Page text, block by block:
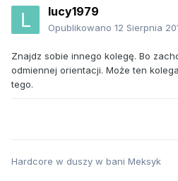
lucy1979
Opublikowano 12 Sierpnia
Znajdz sobie innego kolegę. Bo
odmiennej orientacji. Może ten
tego.
Hardcore w duszy w bani Meksyk